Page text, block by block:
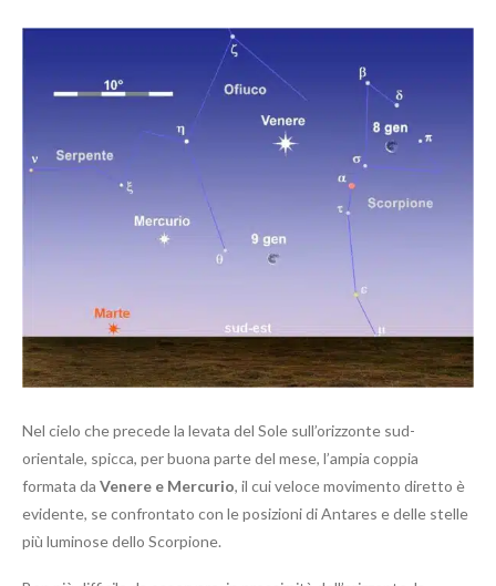
Nel cielo che precede la levata del Sole sull’orizzonte sud-
orientale, spicca, per buona parte del mese, l’ampia coppia
formata da Venere e Mercurio, il cui veloce movimento diretto è
evidente, se confrontato con le posizioni di Antares e delle stelle
più luminose dello Scorpione.